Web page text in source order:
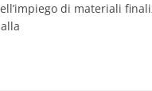
di materiali